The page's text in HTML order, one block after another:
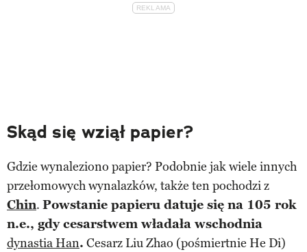
Skąd się wziął papier?
Gdzie wynaleziono papier? Podobnie jak wiele innych
przełomowych wynalazków, także ten pochodzi z
Chin. Powstanie papieru datuje się na 105 rok
n.e., gdy cesarstwem władała wschodnia
dynastia Han. Cesarz Liu Zhao (pośmiertnie He Di)